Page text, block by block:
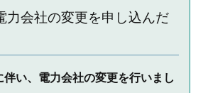
力会社の変更を申し込んだ
伴い、電力会社の変更を行いまし